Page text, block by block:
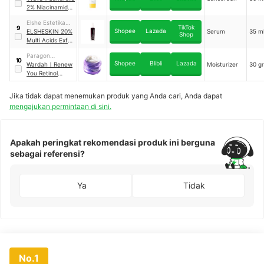
Orange Fruit
2% Niacinamide
Suncreen
9
Elshe Estetika
Nusantara
ELSHESKIN 20%
Multi Acids Exfo
Shopee Lazada
TikTok
Shop
Serum 35 ml
10
Paragon
Technology and
Innovation
Wardah ｜ Renew
You Retinol
Microcaps
Lift & Rejuvenate
Night Moisturizer
Shopee Blibli Lazada Moisturizer 30
Jika tidak dapat menemukan produk yang Anda cari, Anda dapat
mengajukan permintaan di sini.
Apakah peringkat rekomendasi produk ini berguna
sebagai referensi?
Ya Tidak
No.1